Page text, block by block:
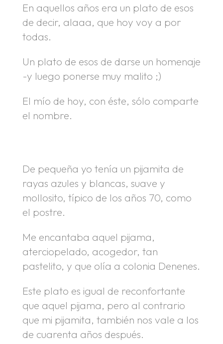
En aquellos años era un plato de esos
de decir, alaaa, que hoy voy a por
todas.
Un plato de esos de darse un homenaje
-y luego ponerse muy malito ;)
El mío de hoy, con éste, sólo comparte
el nombre.
De pequeña yo tenía un pijamita de
rayas azules y blancas, suave y
mollosito, típico de los años 70, como
el postre.
Me encantaba aquel pijama,
aterciopelado, acogedor, tan
pastelito, y que olía a colonia Denenes.
Este plato es igual de reconfortante
que aquel pijama, pero al contrario
que mi pijamita, también nos vale a los
de cuarenta años después.